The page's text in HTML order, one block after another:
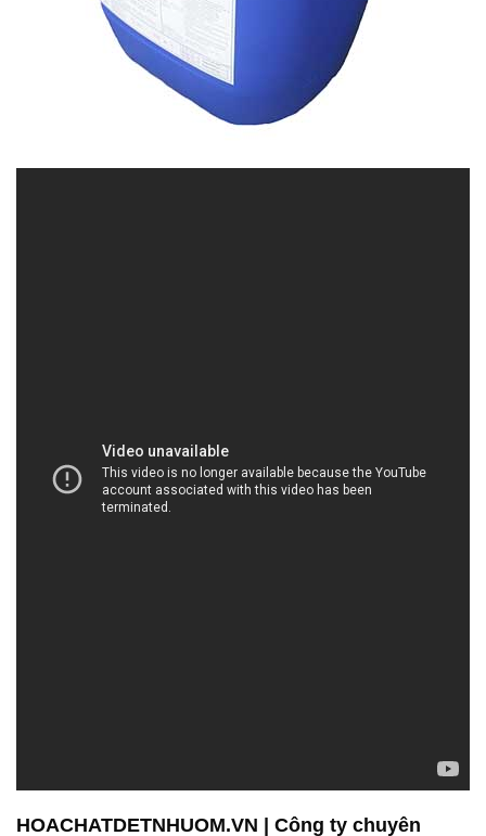
Công ty Hóa chất Đắc Trường Phát là một đơn vị
chuyên trong lĩnh vực bán và phân phối hóa chất.